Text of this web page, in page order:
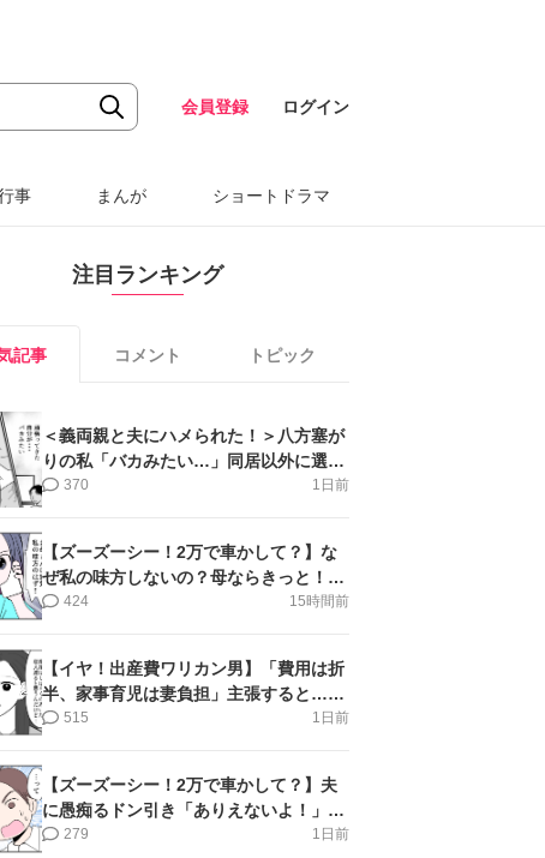
会員登録 ログイン
事 まんが ショートドラマ
注目ランキング
記事 コメント トピック
＜義両親と夫にハメられた！＞八方塞が
りの私「バカみたい…」同居以外に選択
肢がない【第5話まんが】
1日前
370
【ズーズーシー！2万で車かして？】な
ぜ私の味方しないの？母ならきっと！＜
第17話＞#4コマ母道場
15時間前
424
【イヤ！出産費ワリカン男】「費用は折
半、家事育児は妻負担」主張すると…＜
第11話＞#4コマ母道場
1日前
515
【ズーズーシー！2万で車かして？】夫
に愚痴るドン引き「ありえないよ！」＜
第16話＞#4コマ母道場
1日前
279